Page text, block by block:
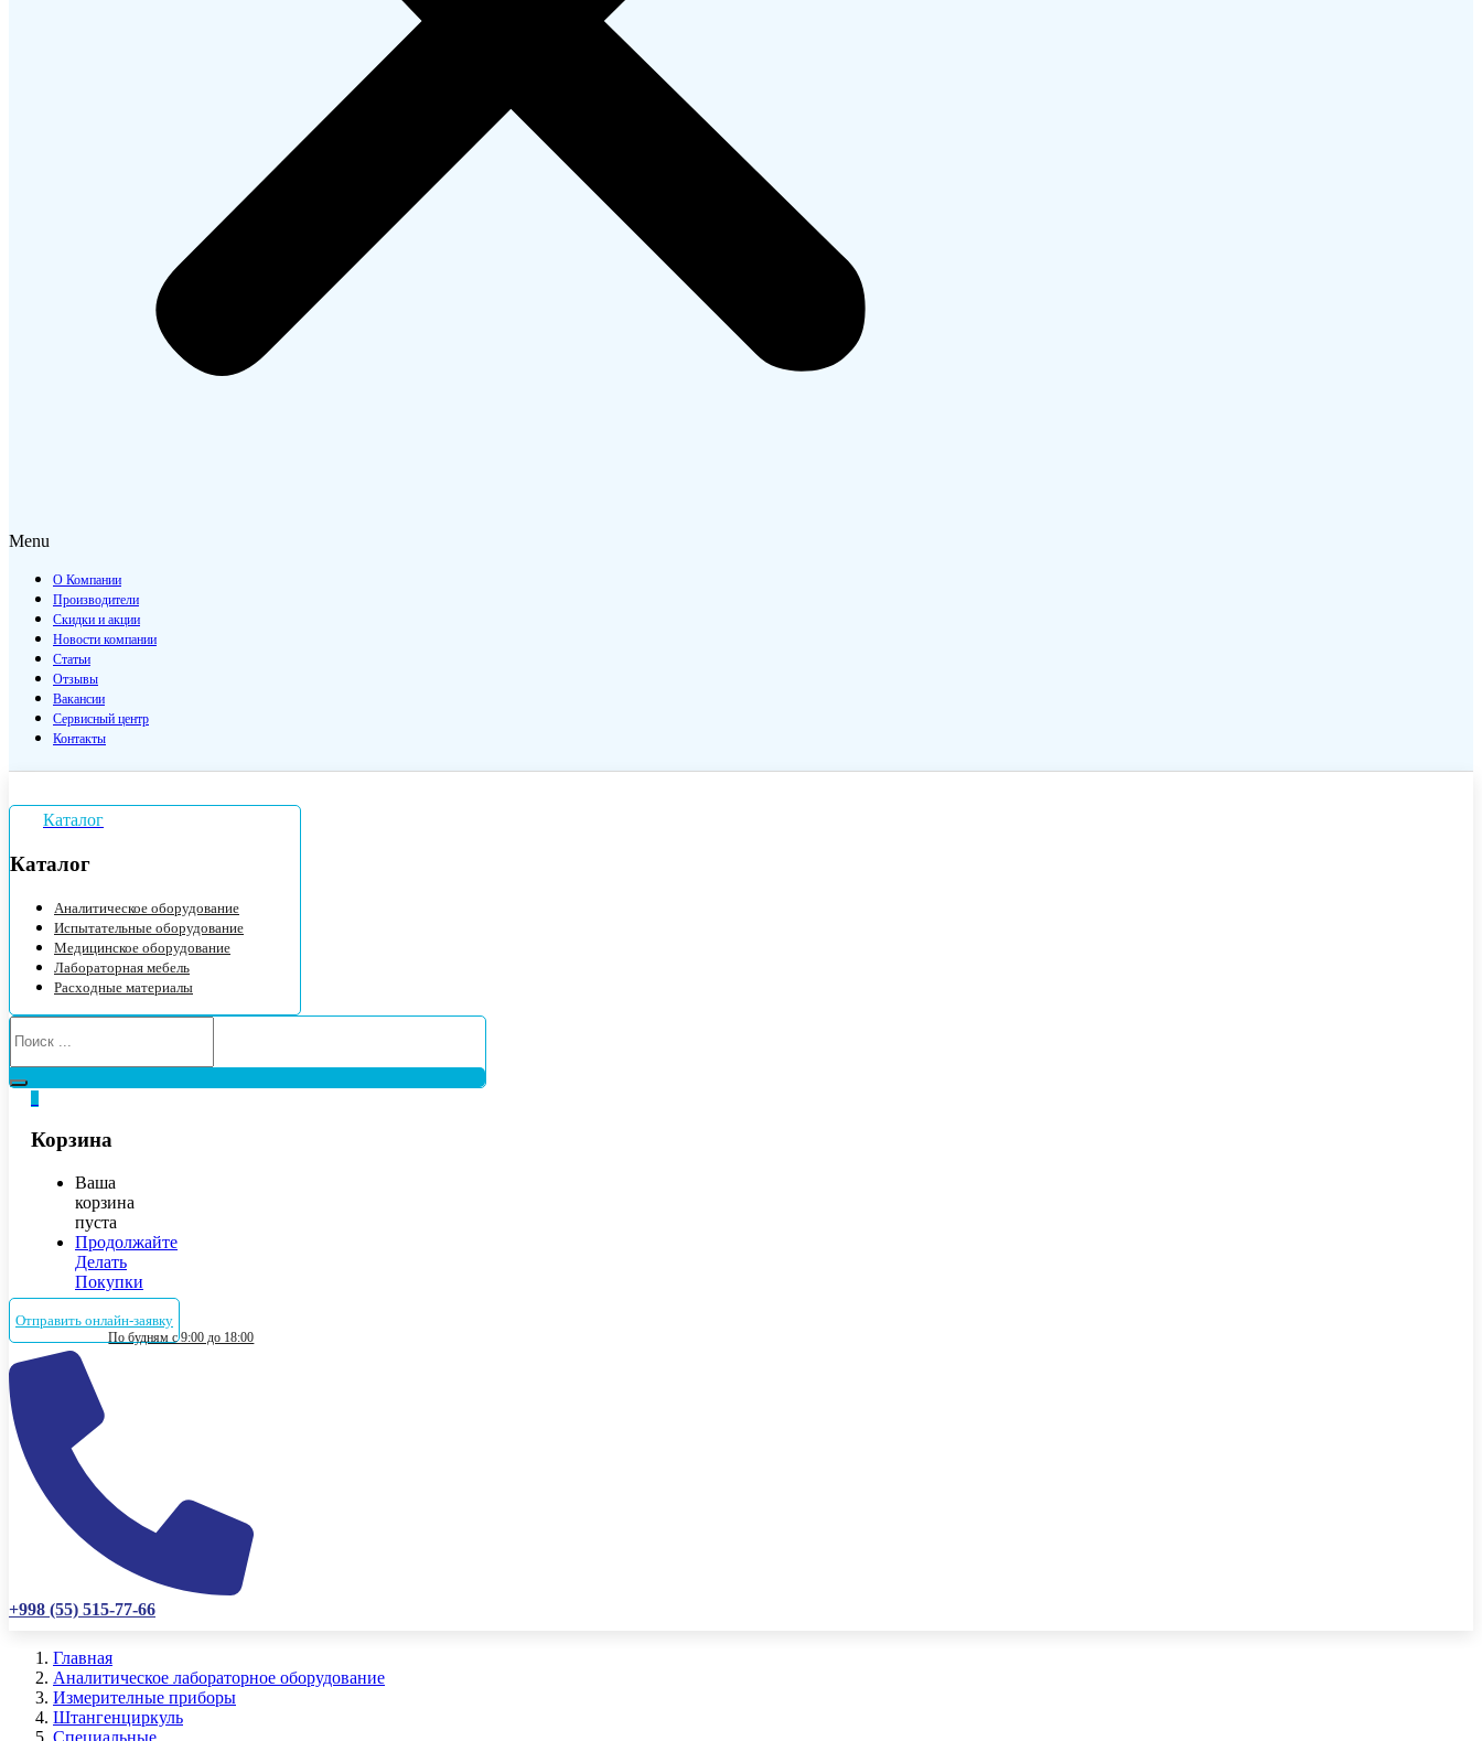
Menu
О Компании
Производители
Скидки и акции
Новости компании
Статьи
Отзывы
Вакансии
Сервисный центр
Контакты
Каталог
Каталог
Аналитическое оборудование
Испытательные оборудование
Медицинское оборудование
Лабораторная мебель
Расходные материалы
Корзина
Ваша
корзина
пуста
Продолжайте
Делать
Покупки
Отправить онлайн-заявку
По будням с 9:00 до 18:00
+998 (55) 515-77-66
Главная
Аналитическое лабораторное оборудование
Измерителные приборы
Штангенциркуль